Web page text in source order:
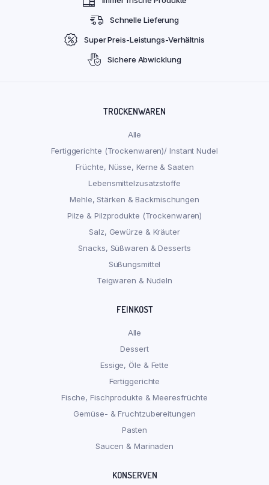
Schnelle Lieferung
Super Preis-Leistungs-Verhältnis
Sichere Abwicklung
TROCKENWAREN
Alle
Fertiggerichte (Trockenwaren)/ Instant Nudel
Früchte, Nüsse, Kerne & Saaten
Lebensmittelzusatzstoffe
Mehle, Stärken & Backmischungen
Pilze & Pilzprodukte (Trockenwaren)
Salz, Gewürze & Kräuter
Snacks, Süßwaren & Desserts
Süßungsmittel
Teigwaren & Nudeln
FEINKOST
Alle
Dessert
Essige, Öle & Fette
Fertiggerichte
Fische, Fischprodukte & Meeresfrüchte
Gemüse- & Fruchtzubereitungen
Pasten
Saucen & Marinaden
KONSERVEN